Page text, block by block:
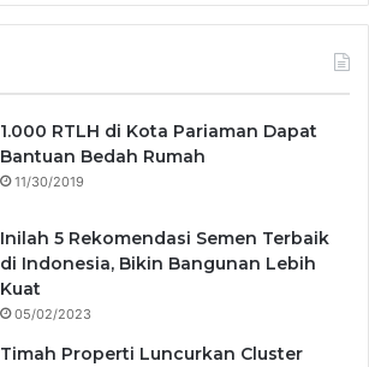
1.000 RTLH di Kota Pariaman Dapat
Bantuan Bedah Rumah
11/30/2019
Inilah 5 Rekomendasi Semen Terbaik
di Indonesia, Bikin Bangunan Lebih
Kuat
05/02/2023
Timah Properti Luncurkan Cluster